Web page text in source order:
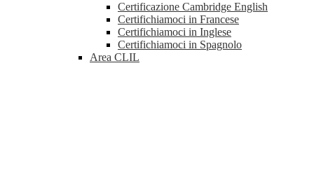
Certificazione Cambridge English
Certifichiamoci in Francese
Certifichiamoci in Inglese
Certifichiamoci in Spagnolo
Area CLIL